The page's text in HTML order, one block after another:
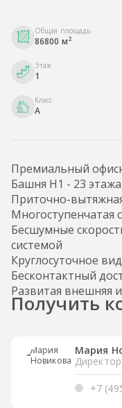
Общая площадь
86800 м2
Этаж
1
Класс
A
Премиальный
Башня H1 - 23
Приточно-
Многоступенчатая
Бесшумные
системой
Круглосуточное
Бесконтактный
Развитая внешняя
Получить
Мария
Директор
+7